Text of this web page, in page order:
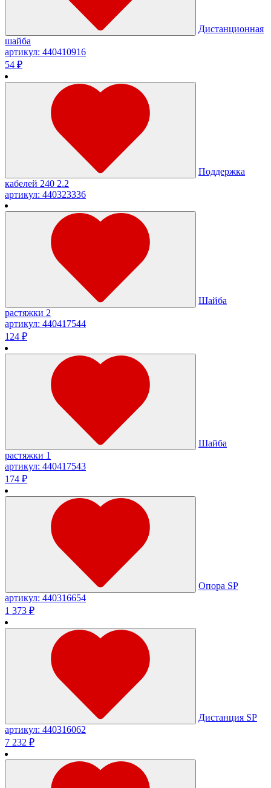
Дистанционная
шайба
артикул: 440410916
54 ₽
Поддержка
кабелей 240 2.2
артикул: 440323336
Шайба
растяжки 2
артикул: 440417544
124 ₽
Шайба
растяжки 1
артикул: 440417543
174 ₽
Опора SP
артикул: 440316654
1 373 ₽
Дистанция SP
артикул: 440316062
7 232 ₽